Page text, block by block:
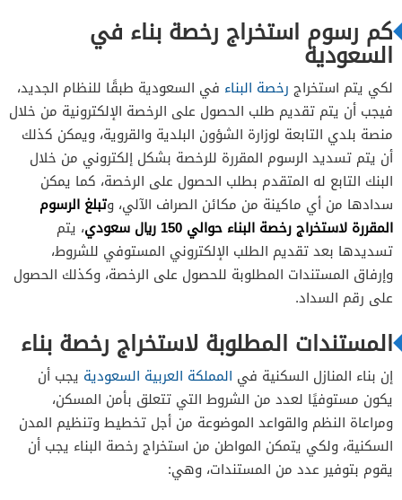
كم رسوم استخراج رخصة بناء في
السعودية
لكي يتم استخراج رخصة البناء في السعودية طبقًا للنظام الجديد،
فيجب أن يتم تقديم طلب الحصول على الرخصة الإلكترونية من خلال
منصة بلدي التابعة لوزارة الشؤون البلدية والقروية، ويمكن كذلك
أن يتم تسديد الرسوم المقررة للرخصة بشكل إلكتروني من خلال
البنك التابع له المتقدم بطلب الحصول على الرخصة، كما يمكن
سدادها من أي ماكينة من مكائن الصراف الآلي، وتبلغ الرسوم
المقررة لاستخراج رخصة البناء حوالي 150 ريال سعودي
، يتم
تسديدها بعد تقديم الطلب الإلكتروني المستوفي للشروط،
وإرفاق المستندات المطلوبة للحصول على الرخصة، وكذلك الحصول
على رقم السداد.
المستندات المطلوبة لاستخراج رخصة بناء
إن بناء المنازل السكنية في المملكة العربية السعودية يجب أن
يكون مستوفيًا لعدد من الشروط التي تتعلق بأمن المسكن،
ومراعاة النظم والقواعد الموضوعة من أجل تخطيط وتنظيم المدن
السكنية، ولكي يتمكن المواطن من استخراج رخصة البناء يجب أن
يقوم بتوفير عدد من المستندات، وهي: